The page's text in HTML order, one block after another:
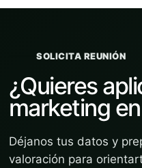
SOLICITA REUNIÓN
¿Quieres
marketing
Déjanos tus datos y
valoración para